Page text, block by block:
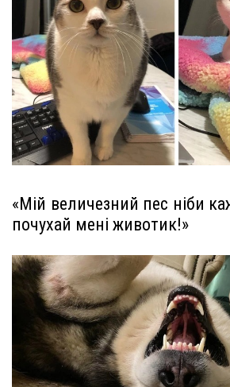
«Мій величезний пес ніби
почухай мені животик!»